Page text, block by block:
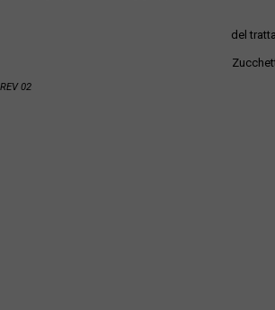
esistente, delle criticità, della mancanza di
condizioni e dello stato del compendio,
necessario per l’aggiornamento della
ogni genere, che sono ad esclusivo carico
del
REV 02